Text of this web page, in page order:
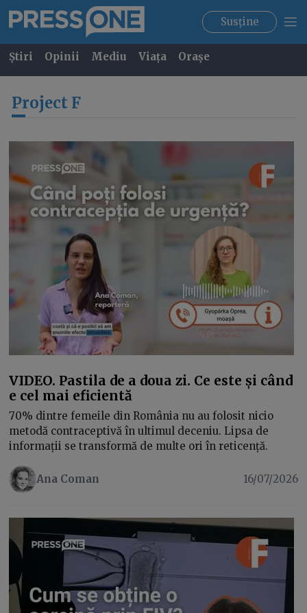
Susține
Știri Opinii Mediu Viața Orașe
Project F
VIDEO. Pastila de a doua zi. Ce este și când
e cel mai eficientă
70% dintre femeile din România nu au folosit nicio
metodă contraceptivă în ultimul deceniu. Lipsa de
informații se transformă de multe ori în reticență.
Ana Coman 16/07/2026